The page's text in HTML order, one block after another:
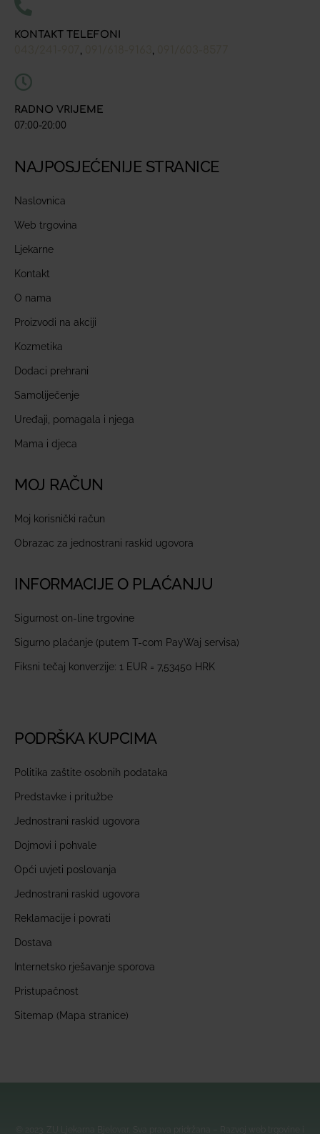
KONTAKT TELEFONI
, ,
RADNO VRIJEME
07:00-20:00
NAJPOSJEĆENIJE STRANICE
Naslovnica
Web trgovina
Ljekarne
Kontakt
O nama
Proizvodi na akciji
Kozmetika
Dodaci prehrani
Samoliječenje
Uređaji, pomagala i njega
Mama i djeca
MOJ RAČUN
Moj korisnički račun
Obrazac za jednostrani raskid ugovora
INFORMACIJE O PLAĆANJU
Sigurnost on-line trgovine
Sigurno plaćanje (putem T-com PayWaj servisa)
Fiksni tečaj konverzije: 1 EUR = 7,53450 HRK
PODRŠKA KUPCIMA
Politika zaštite osobnih podataka
Predstavke i pritužbe
Jednostrani raskid ugovora
Dojmovi i pohvale
Opći uvjeti poslovanja
Jednostrani raskid ugovora
Reklamacije i povrati
Dostava
Internetsko rješavanje sporova
Pristupačnost
Sitemap (Mapa stranice)